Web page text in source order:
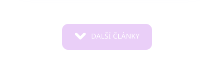
DALŠÍ ČLÁNKY